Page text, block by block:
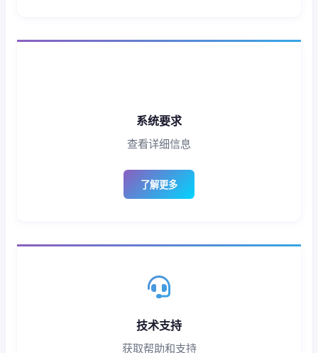
系统要求
查看详细信息
了解更多
技术支持
获取帮助和支持